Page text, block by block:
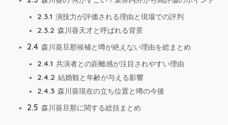
2.3.1 演技力が評価される理由と現場での評判
2.3.2 森川葵天才と呼ばれる背景
2.4 森川葵旦那候補と噂が絶えない理由を総まとめ
2.4.1 共演者との距離感が注目されやすい理由
2.4.2 結婚観と年齢が与える影響
2.4.3 森川葵現在の立ち位置と噂の今後
2.5 森川葵旦那に関する総括まとめ